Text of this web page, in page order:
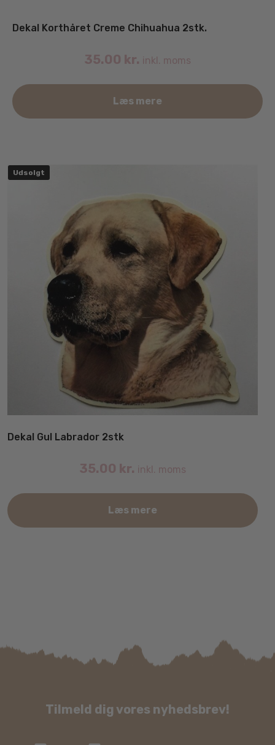
Dekal Korthåret Creme Chihuahua 2stk.
35.00 kr. inkl. moms
Læs mere
Udsolgt
Dekal Gul Labrador 2stk
35.00 kr. inkl. moms
Læs mere
Tilmeld dig vores nyhedsbrev!